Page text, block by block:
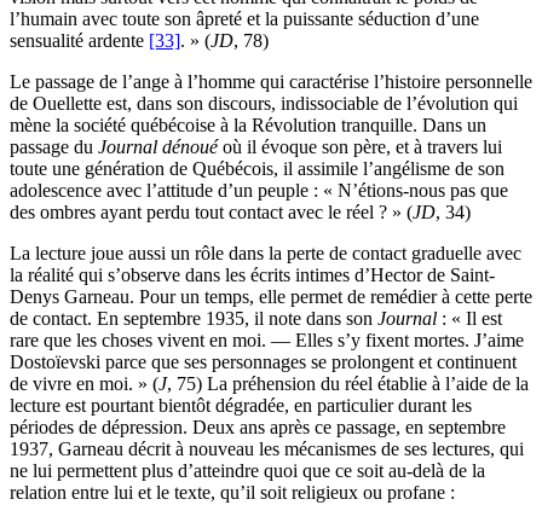
l’humain avec toute son âpreté et la puissante séduction d’une
sensualité ardente [33]. » (JD, 78)
Le passage de l’ange à l’homme qui caractérise l’histoire personnelle
de Ouellette est, dans son discours, indissociable de l’évolution qui
mène la société québécoise à la Révolution tranquille. Dans un
passage du Journal dénouéoù il évoque son père, et à travers lui
toute une génération de Québécois, il assimile l’angélisme de son
adolescence avec l’attitude d’un peuple : « N’étions-nous pas que
des ombres ayant perdu tout contact avec le réel ? » (JD, 34)
La lecture joue aussi un rôle dans la perte de contact graduelle avec
la réalité qui s’observe dans les écrits intimes d’Hector de Saint-
Denys Garneau. Pour un temps, elle permet de remédier à cette perte
de contact. En septembre 1935, il note dans son Journal : « Il est
rare que les choses vivent en moi. — Elles s’y fixent mortes. J’aime
Dostoïevski parce que ses personnages se prolongent et continuent
de vivre en moi. » (J, 75) La préhension du réel établie à l’aide de la
lecture est pourtant bientôt dégradée, en particulier durant les
périodes de dépression. Deux ans après ce passage, en septembre
1937, Garneau décrit à nouveau les mécanismes de ses lectures, qui
ne lui permettent plus d’atteindre quoi que ce soit au-delà de la
relation entre lui et le texte, qu’il soit religieux ou profane :